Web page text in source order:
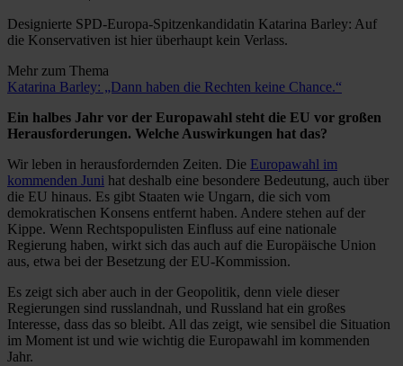
Designierte SPD-Europa-Spitzenkandidatin Katarina Barley: Auf
die Konservativen ist hier überhaupt kein Verlass.
Mehr zum Thema
Katarina Barley: „Dann haben die Rechten keine Chance.“
Ein halbes Jahr vor der Europawahl steht die EU vor großen
Herausforderungen. Welche Auswirkungen hat das?
Wir leben in herausfordernden Zeiten. Die Europawahl im
kommenden Juni hat deshalb eine besondere Bedeutung, auch über
die EU hinaus. Es gibt Staaten wie Ungarn, die sich vom
demokratischen Konsens entfernt haben. Andere stehen auf der
Kippe. Wenn Rechtspopulisten Einfluss auf eine nationale
Regierung haben, wirkt sich das auch auf die Europäische Union
aus, etwa bei der Besetzung der EU-Kommission.
Es zeigt sich aber auch in der Geopolitik, denn viele dieser
Regierungen sind russlandnah, und Russland hat ein großes
Interesse, dass das so bleibt. All das zeigt, wie sensibel die Situation
im Moment ist und wie wichtig die Europawahl im kommenden
Jahr.